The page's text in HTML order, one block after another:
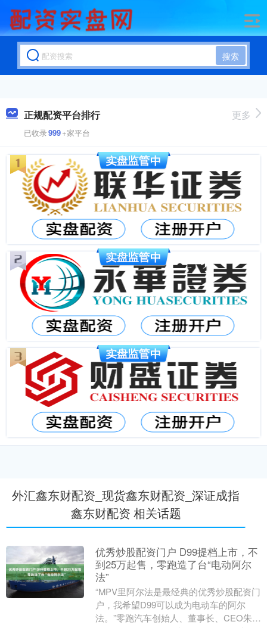
搜索
正规配资平台排行
已收录999+家平台
更多
外汇鑫东财配资_现货鑫东财配资_深证成指
鑫东财配资 相关话题
优秀炒股配资门户 D99提档上市，不
到25万起售，零跑造了台“电动阿尔
法”
“MPV里阿尔法是最经典的优秀炒股配资门
户，我希望D99可以成为电动车的阿尔
法。”零跑汽车创始人、董事长、CEO朱江